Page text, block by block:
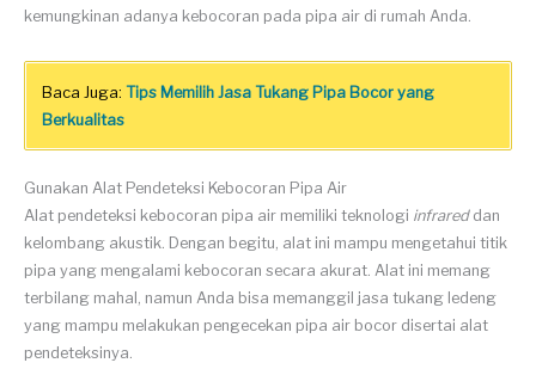
kemungkinan adanya kebocoran pada pipa air di rumah Anda.
Baca Juga: Tips Memilih Jasa Tukang Pipa Bocor yang
Berkualitas
Gunakan Alat Pendeteksi Kebocoran Pipa Air
Alat pendeteksi kebocoran pipa air memiliki teknologi infrared dan
kelombang akustik. Dengan begitu, alat ini mampu mengetahui titik
pipa yang mengalami kebocoran secara akurat. Alat ini memang
terbilang mahal, namun Anda bisa memanggil jasa tukang ledeng
yang mampu melakukan pengecekan pipa air bocor disertai alat
pendeteksinya.